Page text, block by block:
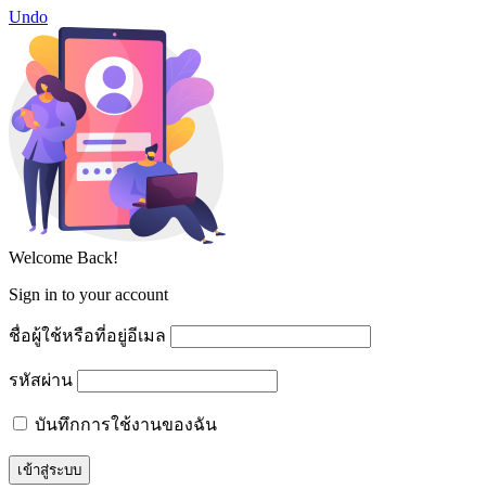
Undo
Welcome Back!
Sign in to your account
ชื่อผู้ใช้หรือที่อยู่อีเมล
รหัสผ่าน
บันทึกการใช้งานของฉัน